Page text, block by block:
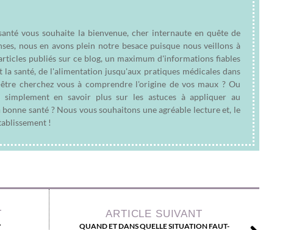
vous souhaite la bienvenue, cher internaute en quête de
nous en avons plein notre besace puisque nous veillons à
publiés sur ce blog, un maximum d'informations fiables
la santé, de l'alimentation jusqu'aux pratiques médicales dans
cherchez vous à comprendre l'origine de vos maux ? Ou
simplement en savoir plus sur les astuces à appliquer au
santé ? Nous vous souhaitons une agréable lecture et, le
!
ARTICLE SUIVANT
QUAND ET DANS QUELLE SITUATION FAUT-